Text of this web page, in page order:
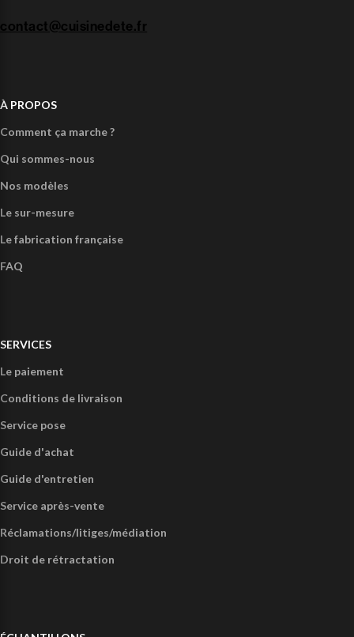
contact@cuisinedete.fr
À PROPOS
Comment ça marche ?
Qui sommes-nous
Nos modèles
Le sur-mesure
Le fabrication française
FAQ
SERVICES
Le paiement
Conditions de livraison
Service pose
Guide d'achat
Guide d'entretien
Service après-vente
Réclamations/litiges/médiation
Droit de rétractation